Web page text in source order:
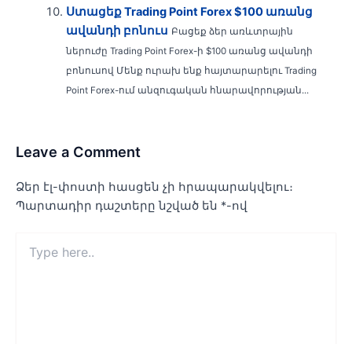
Ստացեք Trading Point Forex $100 առանց
ավանդի բոնուս Բացեք ձեր առևտրային
ներուժը Trading Point Forex-ի $100 առանց ավանդի
բոնուսով Մենք ուրախ ենք հայտարարելու Trading
Point Forex-ում անզուգական հնարավորության...
Leave a Comment
Ձեր էլ-փոստի հասցեն չի հրապարակվելու։
Պարտադիր դաշտերը նշված են *-ով
here..